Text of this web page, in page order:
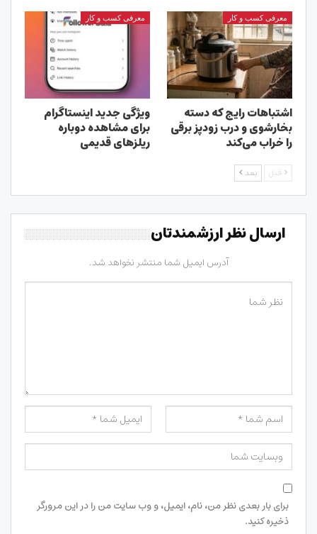
معرفی کسب و کار
اشتباهات رایج که دسته
بخارشوی و درب زودپز برقی
را خراب می‌کند
معرفی کسب و کار
ویژگی جدید اینستاگرام
برای مشاهده دوباره
ریلزهای قدیمی
قبل بعد
ارسال نظر ارزشمندتان
آدرس ایمیل شما منتشر نخواهد شد.
برای بار بعدی نظر من، نام، ایمیل، و وب سایت من را در این مرورگر
ذخیره کنید.